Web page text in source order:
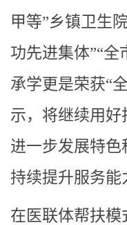
甲等”乡镇卫生
功先进集体”“
承学更是荣获“
示，将继续用
进一步发展特
持续提升服务能
在医联体帮扶